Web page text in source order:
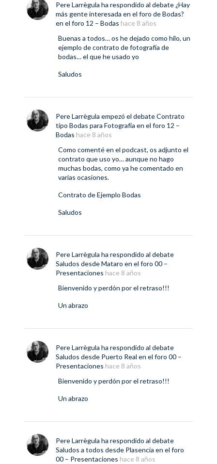
Pere Larrègula ha respondido al debate¿Hay
más gente interesada en el foro de Bodas?
en el foro 12 – Bodas hace 8 años
Buenas a todos… os he dejado como hilo, un
ejemplo de contrato de fotografía de
bodas… el que he usado yo
Saludos
Pere Larrègula empezó el debateContrato
tipo Bodas para Fotografía en el foro 12 –
Bodas hace 8 años
Como comenté en el podcast, os adjunto el
contrato que uso yo… aunque no hago
muchas bodas, como ya he comentado en
varias ocasiones.
Contrato de Ejemplo Bodas
Saludos
Pere Larrègula ha respondido al debate
Saludos desde Mataro en el foro 00 –
Presentaciones hace 8 años
Bienvenido y perdón por el retraso!!!
Un abrazo
Pere Larrègula ha respondido al debate
Saludos desde Puerto Real en el foro 00 –
Presentaciones hace 8 años
Bienvenido y perdón por el retraso!!!
Un abrazo
Pere Larrègula ha respondido al debate
Saludos a todos desde Plasencia en el foro
00 – Presentaciones hace 8 años